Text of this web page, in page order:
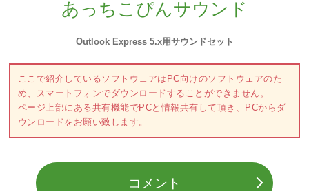
あっちこぴんサウンド
Outlook Express 5.x用サウンドセット
ここで紹介しているソフトウェアはPC向けのソフトウェアのた
め、スマートフォンでダウンロードすることができません。
ページ上部にある共有機能でPCと情報共有して頂き、PCからダ
ウンロードをお願い致します。
コメント